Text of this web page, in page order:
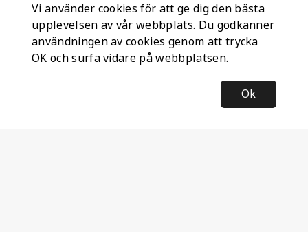
Vi använder cookies för att ge dig den bästa
upplevelsen av vår webbplats. Du godkänner
användningen av cookies genom att trycka
OK och surfa vidare på webbplatsen.
Ok